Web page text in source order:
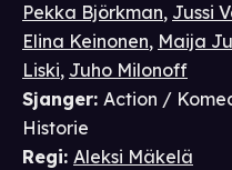
Pekka Björkman, Jussi
Elina Keinonen, Maija
Liski, Juho Milonoff
Sjanger: Action /
Historie
Regi: Aleksi Mäkelä